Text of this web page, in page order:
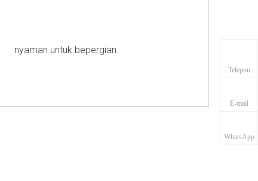
nyaman untuk bepergian.
Telepon
E-mail
WhatsApp